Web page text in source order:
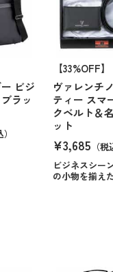
ビジ
ラッ
【33%OFF】
ヴァレンチ
ティー スマ
クベルト＆
ット
¥3,685 （
ビジネスシー
の小物を揃え